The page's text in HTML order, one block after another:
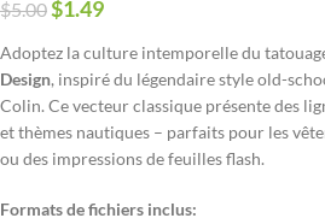
$5.00$1.49
Adoptez la culture intemporelle du
Design, inspiré du légendaire style old-
Colin. Ce vecteur classique présente des
et thèmes nautiques – parfaits pour les
ou des impressions de feuilles flash.
Formats de fichiers inclus: